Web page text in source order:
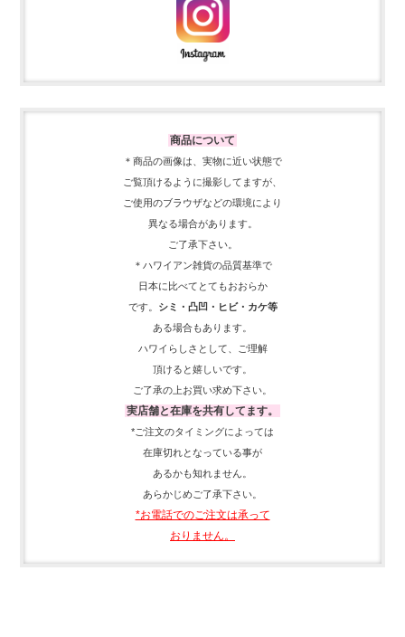
商品について
＊商品の画像は、実物に近い状態で
ご覧頂けるように撮影してますが、
ご使用のブラウザなどの環境により
異なる場合があります。
ご了承下さい。
＊ハワイアン雑貨の品質基準で
日本に比べてとてもおおらか
です。
シミ・凸凹・ヒビ・カケ等
ある場合もあります。
ハワイらしさとして、
ご理解
頂ける と嬉しいです。
ご了承の上お買い求め下さい。
実店舗と在庫を共有してます。
*ご注文のタイミングによっては
在庫切れとなっている事が
あるかも知れません。
あらかじめご了承下さい。
*お電話でのご注文は承って
おりません。